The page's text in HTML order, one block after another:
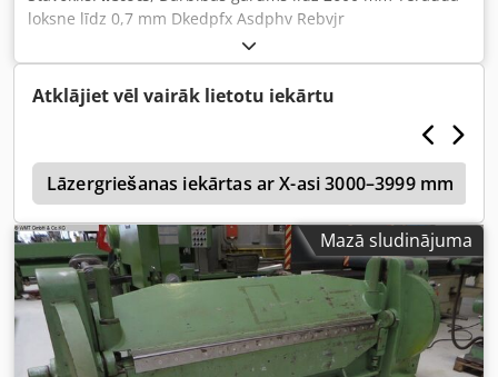
loksne līdz 0,7 mm Dkedpfx Asdphv Rebvjr
Atklājiet vēl vairāk lietotu iekārtu
Lāzergriešanas iekārtas ar X-asi 3000–3999 mm
Mazā sludinājuma